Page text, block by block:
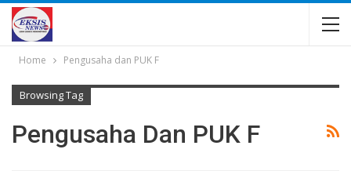
Home Pengusaha dan PUK F
Browsing Tag
Pengusaha Dan PUK F